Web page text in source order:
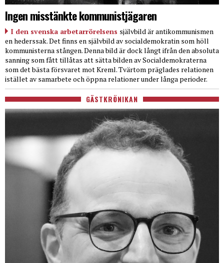
Ingen misstänkte kommunistjägaren
I den svenska arbetarrörelsens självbild är antikommunismen
en hederssak. Det finns en självbild av socialdemokratin som höll
kommunisterna stången. Denna bild är dock långt ifrån den absoluta
sanning som fått tillåtas att sätta bilden av Socialdemokraterna
som det bästa försvaret mot Kreml. Tvärtom präglades relationen
istället av samarbete och öppna relationer under långa perioder.
GÄSTKRÖNIKAN